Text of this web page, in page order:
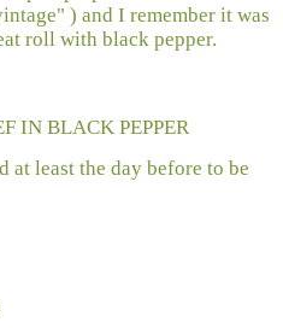
) and I remember it was
roll with black pepper.
IN BLACK PEPPER
at least the day before to be